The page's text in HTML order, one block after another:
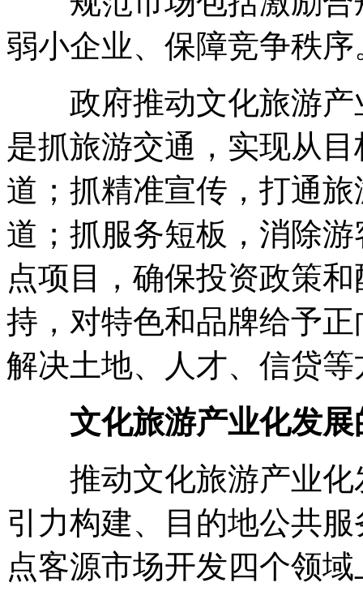
弱小企业、保障竞争秩序
政府推动文化旅游产
是抓旅游交通，实现从
道；抓精准宣传，打通
道；抓服务短板，消除
点项目，确保投资政策
持，对特色和品牌给予
解决土地、人才、信贷
文化旅游产业化发
推动文化旅游产业化
引力构建、目的地公共
点客源市场开发四个领